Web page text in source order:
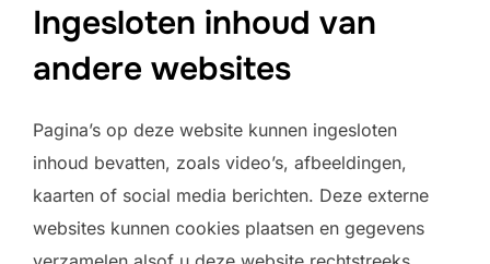
Ingesloten inhoud van
andere websites
Pagina’s op deze website kunnen ingesloten
inhoud bevatten, zoals video’s, afbeeldingen,
kaarten of social media berichten. Deze externe
websites kunnen cookies plaatsen en gegevens